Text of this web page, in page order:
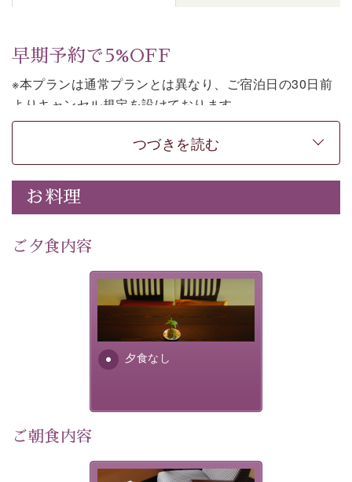
早期予約で5%OFF
※本プランは通常プランとは異なり、ご宿泊日の30日前
よりキャンセル規定を設けております。
※本プランは素泊まりのプランです。2食付きでご利用ご
【公式限定価格】早割プラン（30日前
まで）」をご利用ください。
上諏訪温泉しんゆでは、30日前までのご予約で、5%割
意しております。
諏訪湖の穏やかな景色、心身を解きほぐす温泉、そして
温かいおもてなし。ご滞在を楽しみに待つ日々が旅をよ
り特別なものにしてくれます。
早めのご予約で、お得に癒しのひとときをお過ごしくだ
個室料亭、貸切風呂のご利用が可能な上、 安心安全にご
滞在いただけるよう
徹底した衛生管理を行っております。
つづきを読む
お料理
ご夕食内容
夕食なし
夕食なしご夕食を追加される
場合は、二食付きのプランを
お選びくださいませ。
ご朝食内容